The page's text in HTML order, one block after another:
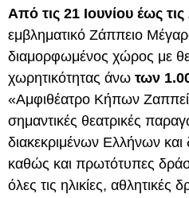
Από τις 21 Ιουνίου έως τις
εμβληματικό Ζάππειο
διαμορφωμένος χώρος με
χωρητικότητας άνω των
«Αμφιθέατρο Κήπων
σημαντικές θεατρικές
διακεκριμένων Ελλήνων και
καθώς και πρωτότυπες
όλες τις ηλικίες, αθλητικές